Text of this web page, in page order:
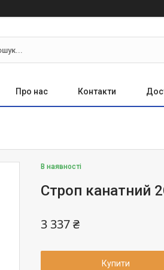
Про нас Контакти
В наявності
Строп канатний
3 337 ₴
Купити